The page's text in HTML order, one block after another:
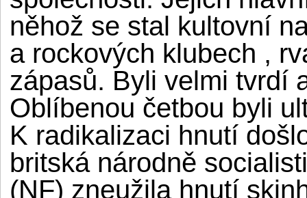
něhož se stal kultovní
a rockových klubech ,
zápasů. Byli velmi tvrdí
Oblíbenou četbou byli
K radikalizaci hnutí
britská národně
(NF) zneužila hnutí